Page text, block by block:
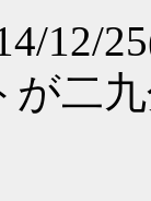
12/
二